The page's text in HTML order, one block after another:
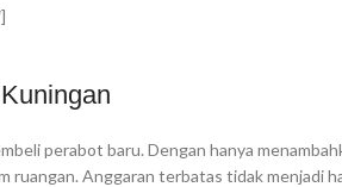
perabot baru. Dengan hanya
ruangan. Anggaran terbatas tidak menjadi